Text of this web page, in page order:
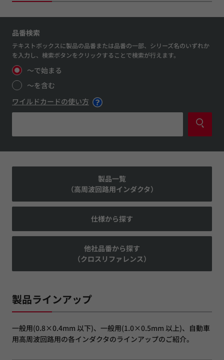
品番検索
テキストボックスに製品の品番または品番の一部、シリーズ名のいずれか
を入力し、検索ボタンをクリックすることで検索が行えます。
～で始まる
～を含む
ワイルドカードの使い方
製品一覧
（高周波回路用インダクタ）
仕様から探す
他社品番から探す
（クロスリファレンス）
製品ラインアップ
一般用(0.8×0.4mm 以下)、一般用(1.0×0.5mm 以上)、自動車
用高周波回路用の各インダクタのラインアップのご紹介。